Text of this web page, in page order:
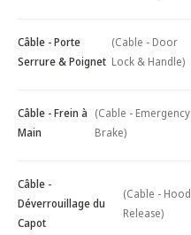
Câble - Porte
Serrure & Poignet
(Cable - Door
Lock & Handle)
Câble - Frein à
Main
(Cable - Emergency
Brake)
Câble -
Déverrouillage du
Capot
(Cable - Hood
Release)